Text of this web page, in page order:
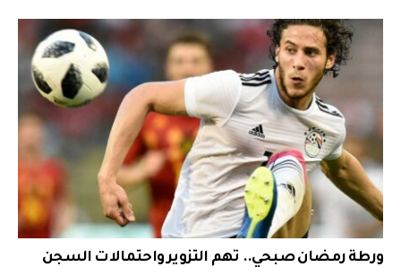
ورطة رمضان صبحي.. تهم التزوير واحتمالات السجن